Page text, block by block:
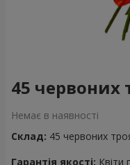
45 червоних
Немає в наявності
Склад: 45 червоних
Гарантія якості: Квіти